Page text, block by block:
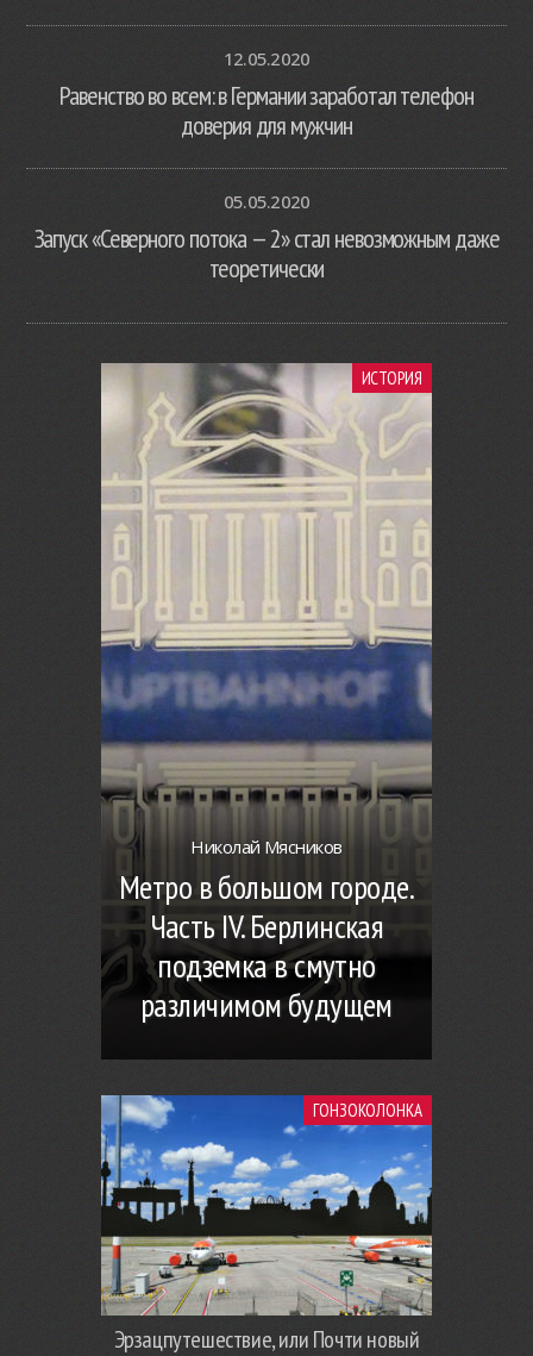
12.05.2020
Равенство во всем: в Германии заработал телефон
доверия для мужчин
05.05.2020
Запуск «Северного потока — 2» стал невозможным даже
теоретически
ИСТОРИЯ
Николай Мясников
Метро в большом городе.
Часть IV. Берлинская
подземка в смутно
различимом будущем
ГОНЗОКОЛОНКА
Эрзацпутешествие, или Почти новый